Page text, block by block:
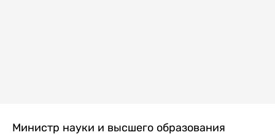
Министр науки и высшего образования